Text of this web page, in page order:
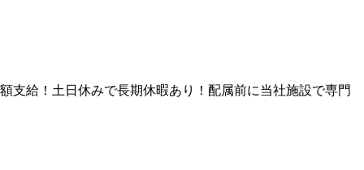
支給！土日休みで長期休暇あり！配属前に当社施設で専門